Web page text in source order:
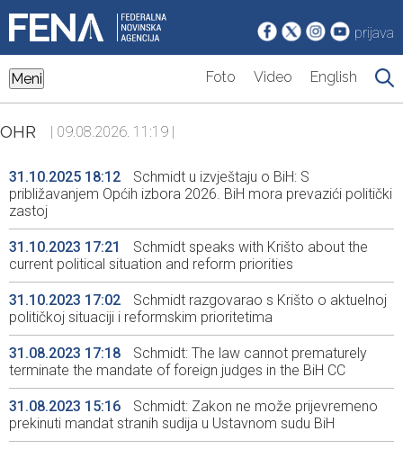
prijava
Meni Foto Video English
OHR | 09.08.2026. 11:19 |
31.10.2025 18:12
Schmidt u izvještaju o BiH: S
približavanjem Općih izbora 2026. BiH mora prevazići politički
zastoj
31.10.2023 17:21
Schmidt speaks with Krišto about the
current political situation and reform priorities
31.10.2023 17:02
Schmidt razgovarao s Krišto o aktuelnoj
političkoj situaciji i reformskim prioritetima
31.08.2023 17:18
Schmidt: The law cannot prematurely
terminate the mandate of foreign judges in the BiH CC
31.08.2023 15:16
Schmidt: Zakon ne može prijevremeno
prekinuti mandat stranih sudija u Ustavnom sudu BiH